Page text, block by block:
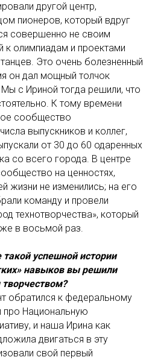
другой центр,
пионеров, который вдруг
совершенно не своим
к олимпиадам и проектами
Это очень болезненный
он дал мощный толчок
с Ириной тогда решили, что
К тому времени
сообщество
выпускников и коллег,
от 30 до 60 одаренных
со всего города. В центре
на ценностях,
жизни не изменились; на его
команду и провели
технотворчества», который
в восьмой раз.
успешной истории
навыков вы решили
творчеством?
обратился к федеральному
про Национальную
и наша Ирина как
двигаться в эту
свой первый